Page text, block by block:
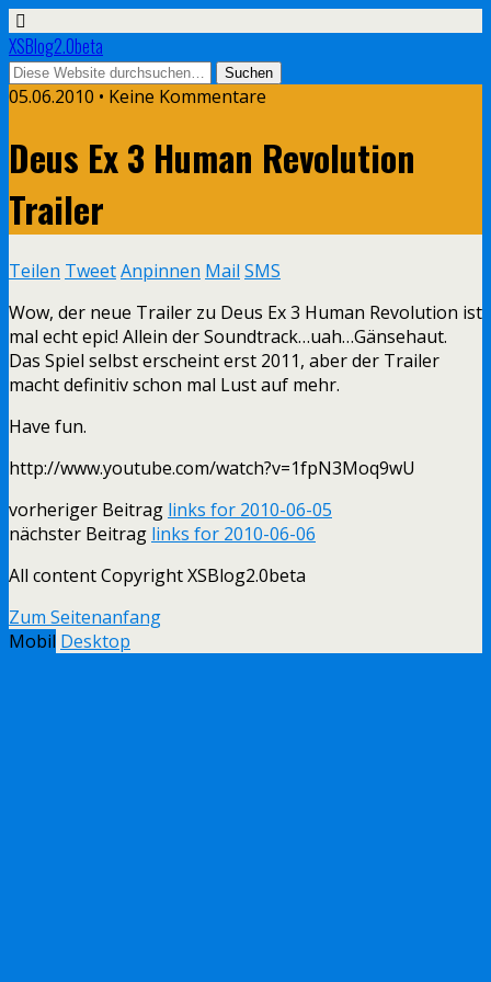
XSBlog2.0beta
05.06.2010 • Keine Kommentare
Deus Ex 3 Human Revolution
Trailer
Teilen TweetAnpinnen Mail SMS
Wow, der neue Trailer zu Deus Ex 3 Human Revolution ist
mal echt epic! Allein der Soundtrack…uah…Gänsehaut.
Das Spiel selbst erscheint erst 2011, aber der Trailer
macht definitiv schon mal Lust auf mehr.
Have fun.
http://www.youtube.com/watch?v=1fpN3Moq9wU
vorheriger Beitrag links for 2010-06-05
nächster Beitrag links for 2010-06-06
All content Copyright XSBlog2.0beta
Zum Seitenanfang
Mobil Desktop